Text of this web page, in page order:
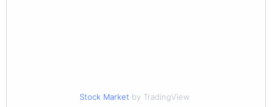
Stock Market by TradingView